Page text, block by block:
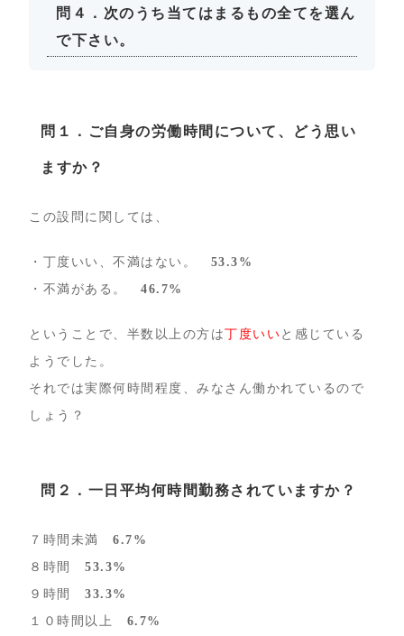
問４．次のうち当てはまるもの全てを選ん
で下さい。
問１．ご自身の労働時間について、どう思い
ますか？
この設問に関しては、
・丁度いい、不満はない。 53.3%
・不満がある。46.7%
ということで、半数以上の方は丁度いい と感じている
ようでした。
それでは実際何時間程度、みなさん働かれているので
しょう？
問２．一日平均何時間勤務されていますか？
７時間未満6.7%
８時間53.3%
９時間33.3%
１０時間以上 6.7%